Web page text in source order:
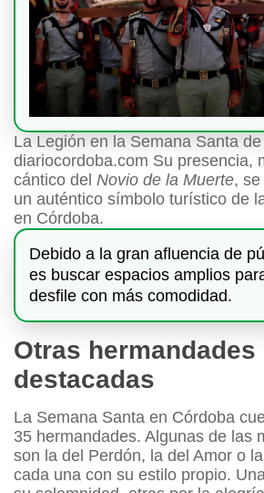
La Legión en la Semana Santa
diariocordoba.com Su presencia,
cántico del Novio de la Muerte,
un auténtico símbolo turístico de
en Córdoba.
Debido a la gran afluencia de
es buscar espacios amplios
desfile con más comodidad.
Otras hermandades
destacadas
La Semana Santa en Córdoba
35 hermandades. Algunas de las
son la del Perdón, la del Amor o
cada una con su estilo propio.